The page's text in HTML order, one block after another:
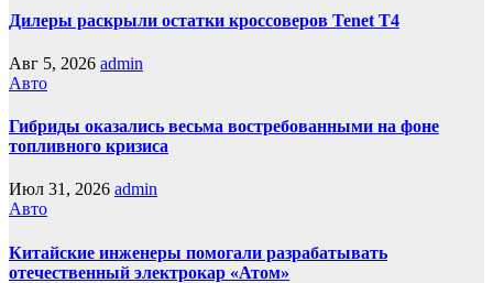
Дилеры раскрыли остатки кроссоверов Tenet T4
Авг 5, 2026 admin
Авто
Гибриды оказались весьма востребованными на фоне
топливного кризиса
Июл 31, 2026 admin
Авто
Китайские инженеры помогали разрабатывать
отечественный электрокар «Атом»